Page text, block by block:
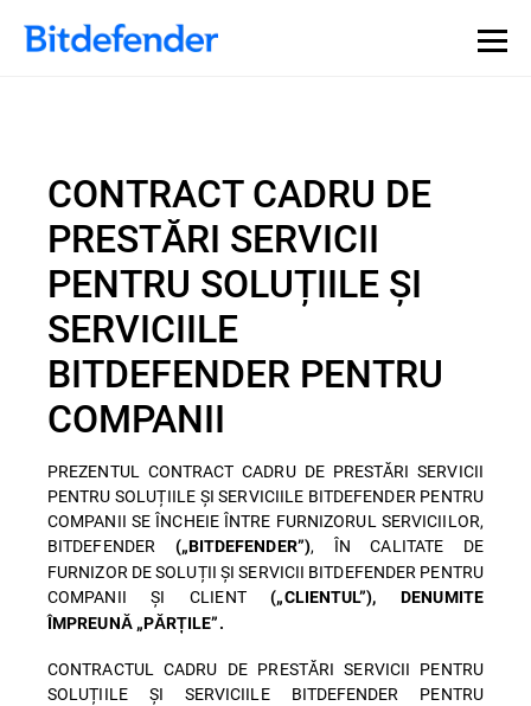
CONTRACT CADRU DE
PRESTĂRI SERVICII
PENTRU SOLUȚIILE ȘI
SERVICIILE
BITDEFENDER PENTRU
COMPANII
PREZENTUL CONTRACT CADRU DE PRESTĂRI SERVICII
PENTRU SOLUȚIILE ȘI SERVICIILE BITDEFENDER PENTRU
COMPANII SE ÎNCHEIE ÎNTRE FURNIZORUL SERVICIILOR,
BITDEFENDER
(„BITDEFENDER”), ÎN CALITATE DE
FURNIZOR DE SOLUȚII ȘI SERVICII BITDEFENDER PENTRU
COMPANII ȘI CLIENT(„CLIENTUL”), DENUMITE
ÎMPREUNĂ „PĂRȚILE”.
CONTRACTUL CADRU DE PRESTĂRI SERVICII PENTRU
SOLUȚIILE ȘI SERVICIILE BITDEFENDER PENTRU